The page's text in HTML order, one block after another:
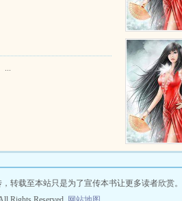
...
转载至本站只是为了宣传本书让更多读者欣赏。